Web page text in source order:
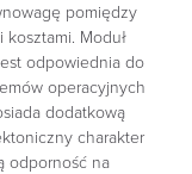
pomiędzy
Moduł
odpowiednia do
operacyjnych
dodatkową
charakter
odporność na